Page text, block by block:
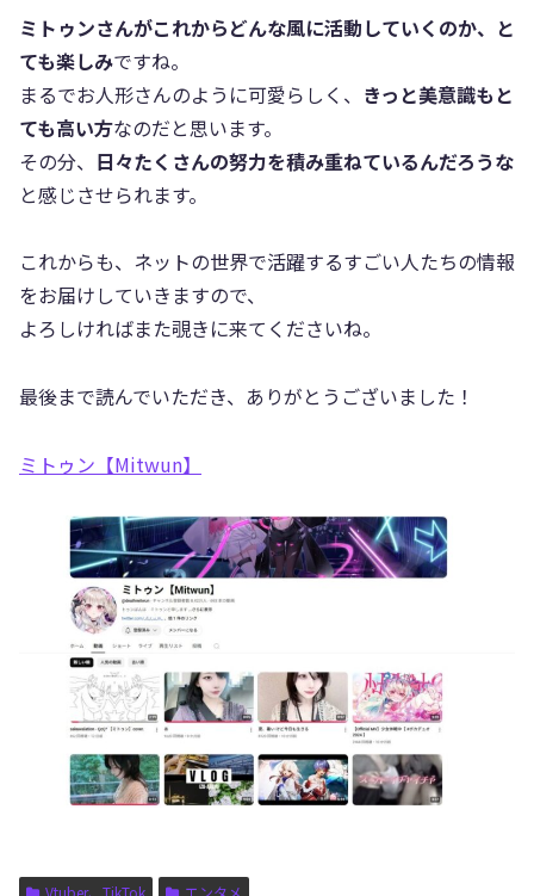
ミトゥンさんがこれからどんな風に活動していくのか、と
ても楽しみですね。
まるでお人形さんのように可愛らしく、 きっと美意識もと
ても高い方なのだと思います。
その分、 日々たくさんの努力を積み重ねているんだろうな
と感じさせられます。
これからも、ネットの世界で活躍するすごい人たちの情報
をお届けしていきますので、
よろしければまた覗きに来てくださいね。
最後まで読んでいただき、ありがとうございました！
ミトゥン【Mitwun】
Vtuber、TikTok エンタメ